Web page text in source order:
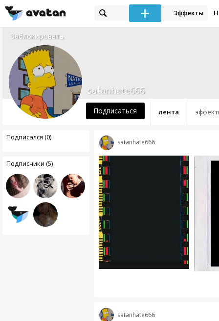
Эффекты
Заблокировать
лента
satanhate666
Подписаться
Подписался (0)
Подписчики (5)
satanhate666
satanhate666